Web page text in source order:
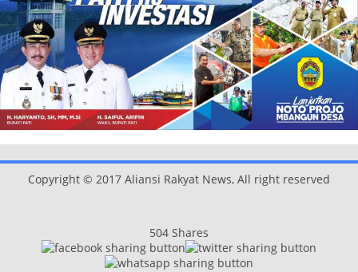
Copyright © 2017 Aliansi Rakyat News, All right reserved
504 Shares